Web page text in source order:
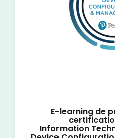
E-learning de
Information